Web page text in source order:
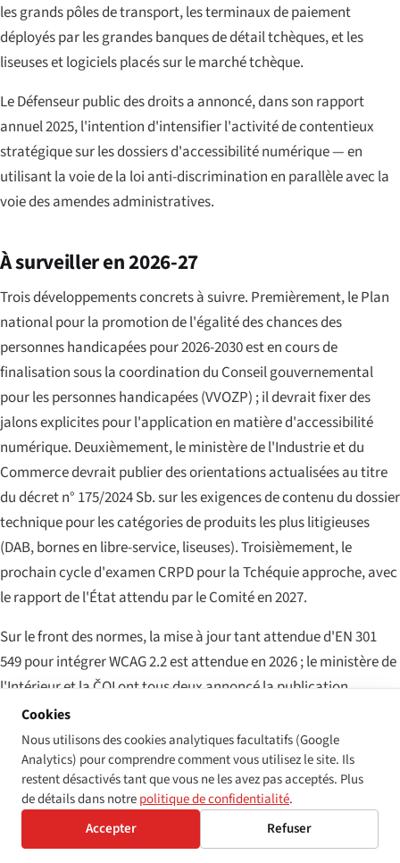
les grands pôles de transport, les terminaux de paiement
déployés par les grandes banques de détail tchèques, et les
liseuses et logiciels placés sur le marché tchèque.
Le Défenseur public des droits a annoncé, dans son rapport
annuel 2025, l'intention d'intensifier l'activité de contentieux
stratégique sur les dossiers d'accessibilité numérique — en
utilisant la voie de la loi anti-discrimination en parallèle avec la
voie des amendes administratives.
À surveiller en 2026-27
Trois développements concrets à suivre. Premièrement, le Plan
national pour la promotion de l'égalité des chances des
personnes handicapées pour 2026-2030 est en cours de
finalisation sous la coordination du Conseil gouvernemental
pour les personnes handicapées (VVOZP) ; il devrait fixer des
jalons explicites pour l'application en matière d'accessibilité
numérique. Deuxièmement, le ministère de l'Industrie et du
Commerce devrait publier des orientations actualisées au titre
du décret n° 175/2024 Sb. sur les exigences de contenu du dossier
technique pour les catégories de produits les plus litigieuses
(DAB, bornes en libre-service, liseuses). Troisièmement, le
prochain cycle d'examen CRPD pour la Tchéquie approche, avec
le rapport de l'État attendu par le Comité en 2027.
Sur le front des normes, la mise à jour tant attendue d'EN 301
549 pour intégrer WCAG 2.2 est attendue en 2026 ; le ministère de
l'Intérieur et la ČOI ont tous deux annoncé la publication
d'orientations transitionnelles une fois que la norme harmonisée
mise à jour sera référencée au Journal officiel de l'Union
européenne.
LA LISTE DE CONTRÔLE PRATIQUE POUR 2026
Cookies
Nous utilisons des cookies analytiques facultatifs (Google
Analytics) pour comprendre comment vous utilisez le site. Ils
restent désactivés tant que vous ne les avez pas acceptés. Plus
de détails dans notrepolitique de confidentialité.
Accepter
Refuser